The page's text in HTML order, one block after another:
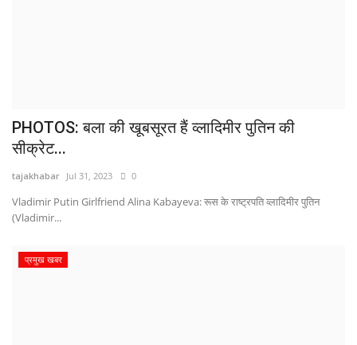
PHOTOS: बला की खूबसूरत हैं व्‍लाद‍िमीर पुत‍िन की
सीक्रेट...
tajakhabar Jul 31, 2023 0
Vladimir Putin Girlfriend Alina Kabayeva: रूस के राष्ट्रपति व्लादिमीर पुतिन
(Vladimir...
प्रमुख खबर